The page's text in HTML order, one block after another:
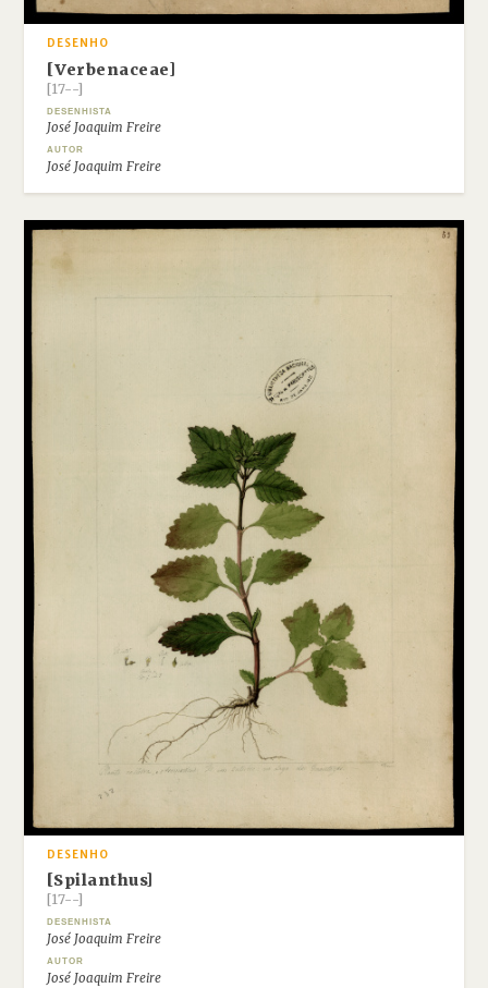
DESENHO
[Verbenaceae]
[17--]
DESENHISTA
José Joaquim Freire
AUTOR
José Joaquim Freire
DESENHO
[Spilanthus]
[17--]
DESENHISTA
José Joaquim Freire
AUTOR
José Joaquim Freire